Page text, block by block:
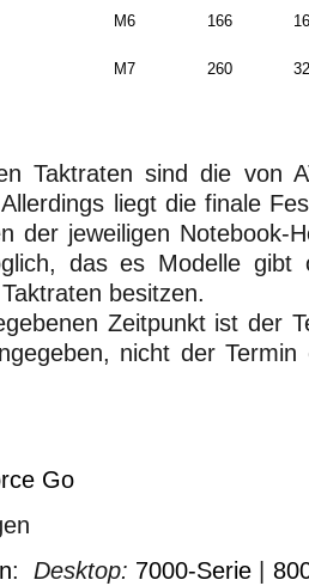
M6 166
M7 260
Taktraten sind die von
liegt die finale
der jeweiligen Notebook-
das es Modelle gibt
besitzen.
Zeitpunkt ist der
nicht der
Go
:Desktop: 7000-Serie